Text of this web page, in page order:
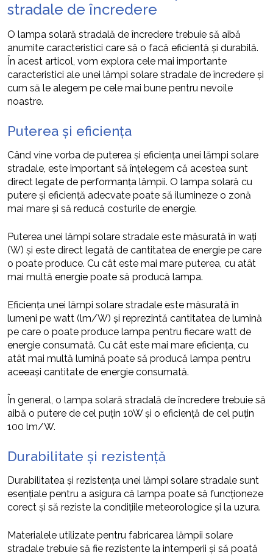
stradale de încredere
O lampa solară stradală de încredere trebuie să aibă
anumite caracteristici care să o facă eficientă și durabilă.
În acest articol, vom explora cele mai importante
caracteristici ale unei lămpi solare stradale de încredere și
cum să le alegem pe cele mai bune pentru nevoile
noastre.
Puterea și eficiența
Când vine vorba de puterea și eficiența unei lămpi solare
stradale, este important să înțelegem că acestea sunt
direct legate de performanța lămpii. O lampa solară cu
putere și eficiență adecvate poate să ilumineze o zonă
mai mare și să reducă costurile de energie.
Puterea unei lămpi solare stradale este măsurată în wați
(W) și este direct legată de cantitatea de energie pe care
o poate produce. Cu cât este mai mare puterea, cu atât
mai multă energie poate să producă lampa.
Eficiența unei lămpi solare stradale este măsurată în
lumeni pe watt (lm/W) și reprezintă cantitatea de lumină
pe care o poate produce lampa pentru fiecare watt de
energie consumată. Cu cât este mai mare eficiența, cu
atât mai multă lumină poate să producă lampa pentru
aceeași cantitate de energie consumată.
În general, o lampa solară stradală de încredere trebuie să
aibă o putere de cel puțin 10W și o eficiență de cel puțin
100 lm/W.
Durabilitate și rezistență
Durabilitatea și rezistența unei lămpi solare stradale sunt
esențiale pentru a asigura că lampa poate să funcționeze
corect și să reziste la condițiile meteorologice și la uzura.
Materialele utilizate pentru fabricarea lămpii solare
stradale trebuie să fie rezistente la intemperii și să poată